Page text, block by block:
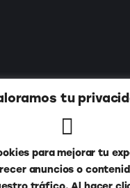
tu
para mejorar tu
anuncios o